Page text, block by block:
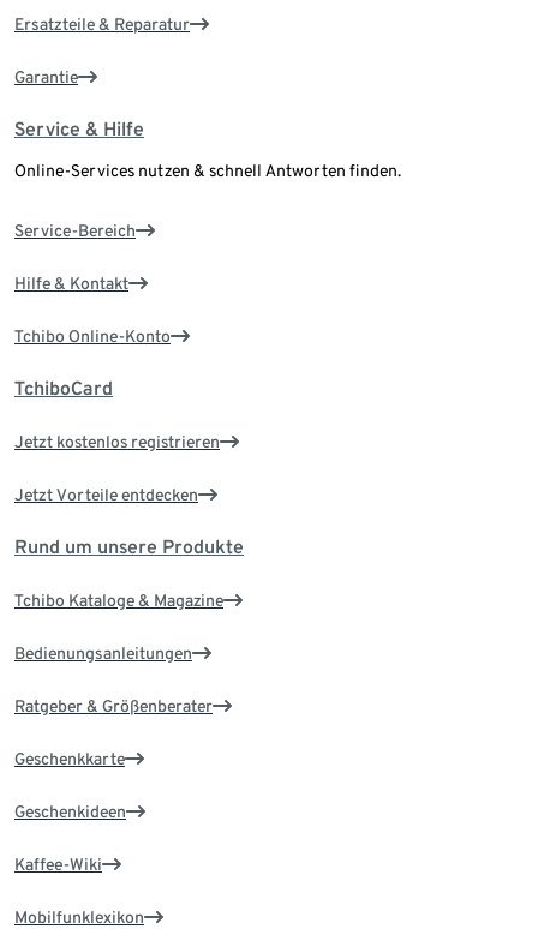
Ersatzteile & Reparatur
Garantie
Service & Hilfe
Online-Services nutzen & schnell Antworten finden.
Service-Bereich
Hilfe & Kontakt
Tchibo Online-Konto
TchiboCard
Jetzt kostenlos registrieren
Jetzt Vorteile entdecken
Rund um unsere Produkte
Tchibo Kataloge & Magazine
Bedienungsanleitungen
Ratgeber & Größenberater
Geschenkkarte
Geschenkideen
Kaffee-Wiki
Mobilfunklexikon